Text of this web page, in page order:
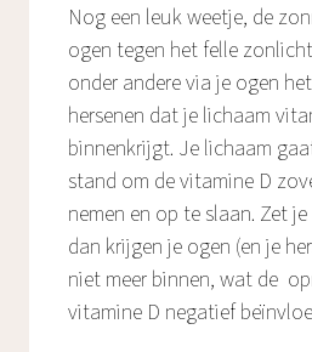
Nog een leuk weetje, de
ogen tegen het felle
onder andere via je ogen
hersenen dat je lichaam
binnenkrijgt. Je lichaam
stand om de vitamine D
nemen en op te slaan. Zet
dan krijgen je ogen (en je
niet meer binnen, wat de
vitamine D negatief